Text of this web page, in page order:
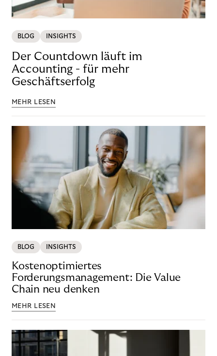
BLOG INSIGHTS
Der Countdown läuft im
Accounting - für mehr
Geschäftserfolg
MEHR LESEN
BLOG INSIGHTS
Kostenoptimiertes
Forderungsmanagement: Die Value
Chain neu denken
MEHR LESEN